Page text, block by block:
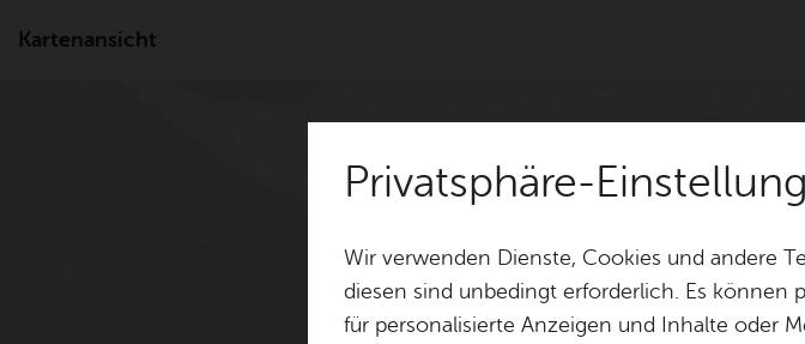
Kartenansicht
Privatsphäre-
Wir verwenden Dienste, Cookies und andere
diesen sind unbedingt erforderlich. Es können
für personalisierte Anzeigen und Inhalte oder